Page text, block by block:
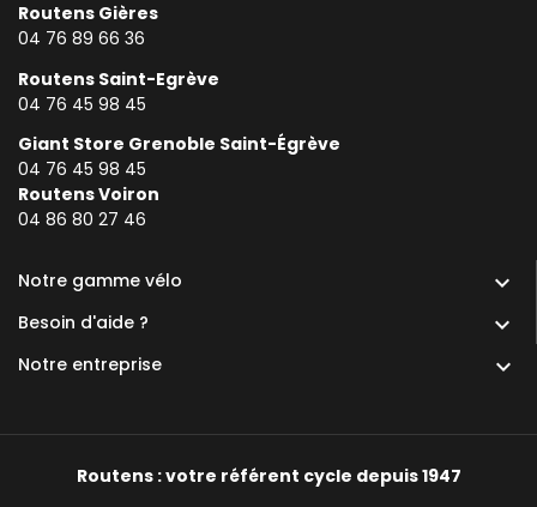
Routens Gières
04 76 89 66 36
Routens Saint-Egrève
04 76 45 98 45
Giant Store Grenoble Saint-Égrève
04 76 45 98 45
Routens Voiron
04 86 80 27 46
Notre gamme vélo 
Besoin d'aide ? 
Notre entreprise 
Routens : votre référent cycle depuis 1947